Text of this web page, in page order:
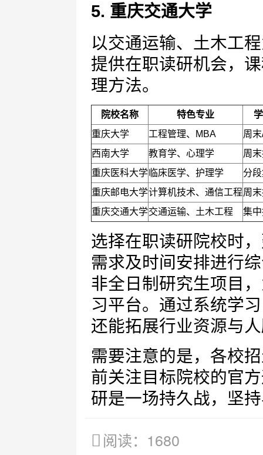
5. 重庆交通大学
以交通运输、土木工
提供在职读研机会，
理方法。
院校名称 特色专业
重庆大学
工程管理、MBA
周
西南大学
教育学、心理学
周
重庆医科大学 临床医学、护理学
分
重庆邮电大学计算机技术、通信工程周
重庆交通大学交通运输、土木工程 集
选择在职读研院校时
需求及时间安排进行
非全日制研究生项目
习平台。通过系统学
还能拓展行业资源与
需要注意的是，各校
前关注目标院校的官
研是一场持久战，坚
阅读：1680